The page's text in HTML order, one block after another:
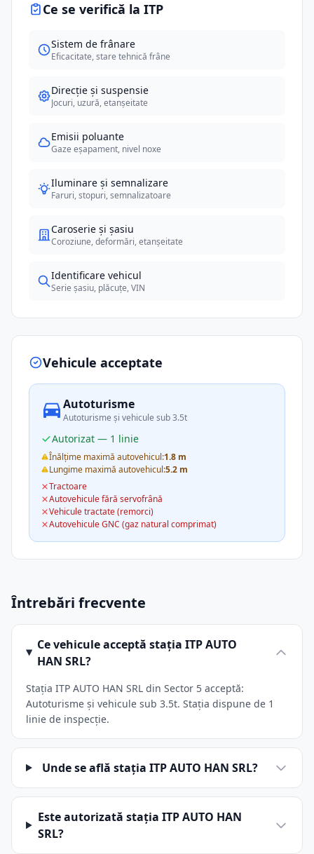
Ce se verifică la ITP
Sistem de frânare
Eficacitate, stare tehnică frâne
Direcție și suspensie
Jocuri, uzură, etanșeitate
Emisii poluante
Gaze eșapament, nivel noxe
Iluminare și semnalizare
Faruri, stopuri, semnalizatoare
Caroserie și șasiu
Coroziune, deformări, etanșeitate
Identificare vehicul
Serie șasiu, plăcuțe, VIN
Vehicule acceptate
Autoturisme
Autoturisme și vehicule sub 3.5t
Autorizat — 1 linie
Înălțime maximă autovehicul:1.8 m
Lungime maximă autovehicul:5.2 m
Tractoare
Autovehicule fără servofrână
Vehicule tractate (remorci)
Autovehicule GNC (gaz natural comprimat)
Întrebări frecvente
Ce vehicule acceptă stația ITP AUTO
HAN SRL?
Stația ITP AUTO HAN SRL din Sector 5 acceptă:
Autoturisme și vehicule sub 3.5t. Stația dispune de 1
linie de inspecție.
Unde se află stația ITP AUTO HAN SRL?
Este autorizată stația ITP AUTO HAN
SRL?